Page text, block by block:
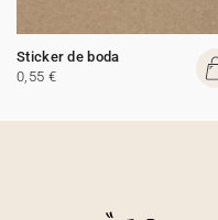
Sticker de boda
0,55 €